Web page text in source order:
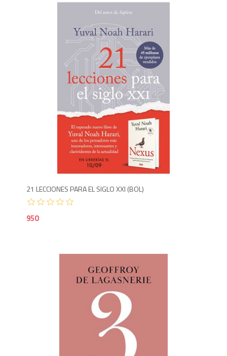
21 LECCIONES PARA EL SIGLO XXI (BOL)
950